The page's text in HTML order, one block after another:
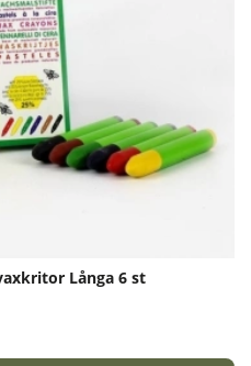
Långa 6 st